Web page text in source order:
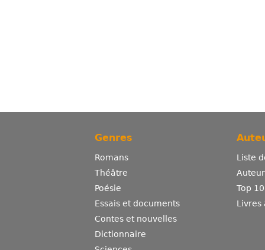
Genres
Romans
Théâtre
Poésie
Essais et documents
Contes et nouvelles
Dictionnaire
Liste
Top
Livres